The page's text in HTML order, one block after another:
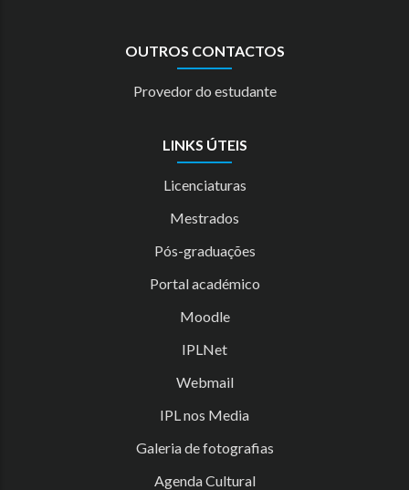
OUTROS CONTACTOS
Provedor do estudante
LINKS ÚTEIS
Licenciaturas
Mestrados
Pós-graduações
Portal académico
Moodle
IPLNet
Webmail
IPL nos Media
Galeria de fotografias
Agenda Cultural